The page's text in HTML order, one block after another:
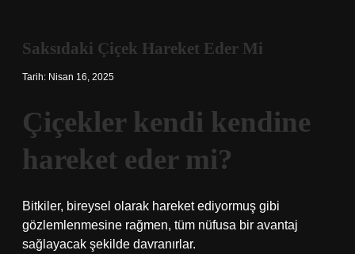
Saksıdaki Çiçek Hareket Eder Mi
Tarih: Nisan 16, 2025
Çiçekler kendi kendine
hareket eder mi?
Bitkiler, bireysel olarak hareket ediyormuş gibi
gözlemlenmesine rağmen, tüm nüfusa bir avantaj
sağlayacak şekilde davranırlar.